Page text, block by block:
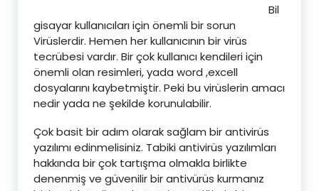
Bil
gisayar kullanıcıları için önemli bir sorun
Virüslerdir. Hemen her kullanıcının bir virüs
tecrübesi vardır. Bir çok kullanıcı kendileri için
önemli olan resimleri, yada word ,excell
dosyalarını kaybetmiştir. Peki bu virüslerin amacı
nedir yada ne şekilde korunulabilir.
Çok basit bir adım olarak sağlam bir antivirüs
yazılımı edinmelisiniz. Tabiki antivirüs yazılımları
hakkında bir çok tartışma olmakla birlikte
denenmiş ve güvenilir bir antivürüs kurmanız